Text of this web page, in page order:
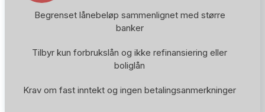
Begrenset lånebeløp sammenlignet med større
banker
Tilbyr kun forbrukslån og ikke refinansiering eller
boliglån
Krav om fast inntekt og ingen betalingsanmerkninger